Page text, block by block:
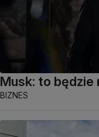
Musk: to
BIZNES